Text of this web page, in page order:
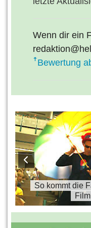
Wenn dir ein
Bewertung
So kommt die
Film